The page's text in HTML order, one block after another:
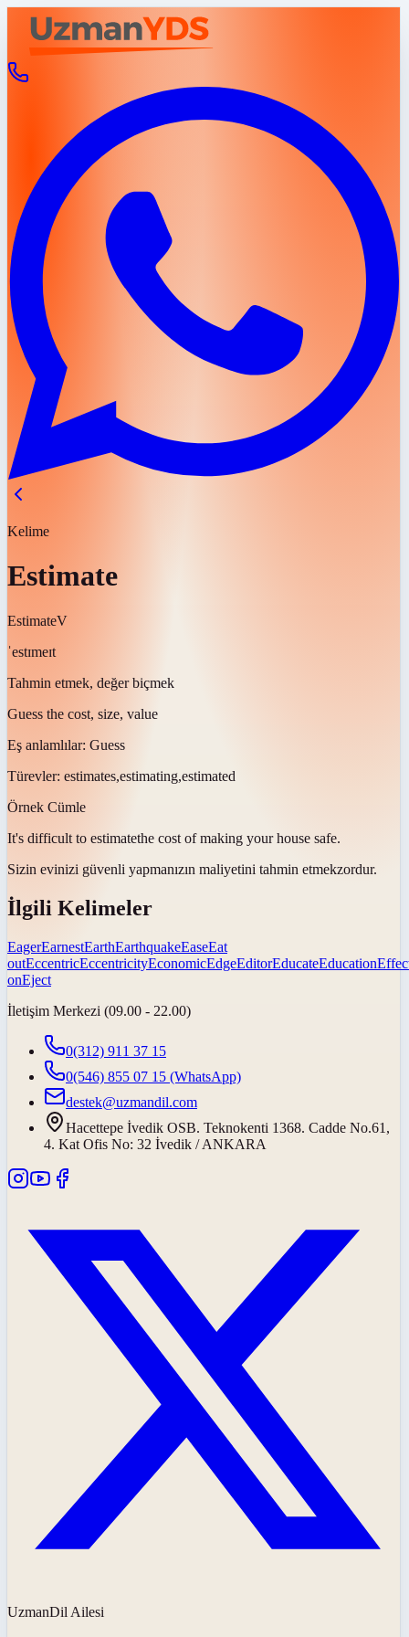
Kelime
Estimate
EstimateV
ˈestɪmeɪt
Tahmin etmek, değer biçmek
Guess the cost, size, value
Eş anlamlılar: Guess
Türevler: estimates,estimating,estimated
Örnek Cümle
It's difficult to estimatethe cost of making your house safe.
Sizin evinizi güvenli yapmanızın maliyetini tahmin etmekzordur.
İlgili Kelimeler
EagerEarnestEarthEarthquakeEaseEat
outEccentricEccentricityEconomicEdgeEditorEducateEducation
onEject
İletişim Merkezi (09.00 - 22.00)
0(312) 911 37 15
0(546) 855 07 15 (WhatsApp)
destek@uzmandil.com
Hacettepe İvedik OSB. Teknokenti 1368. Cadde No.61,
4. Kat Ofis No: 32 İvedik / ANKARA
UzmanDil Ailesi